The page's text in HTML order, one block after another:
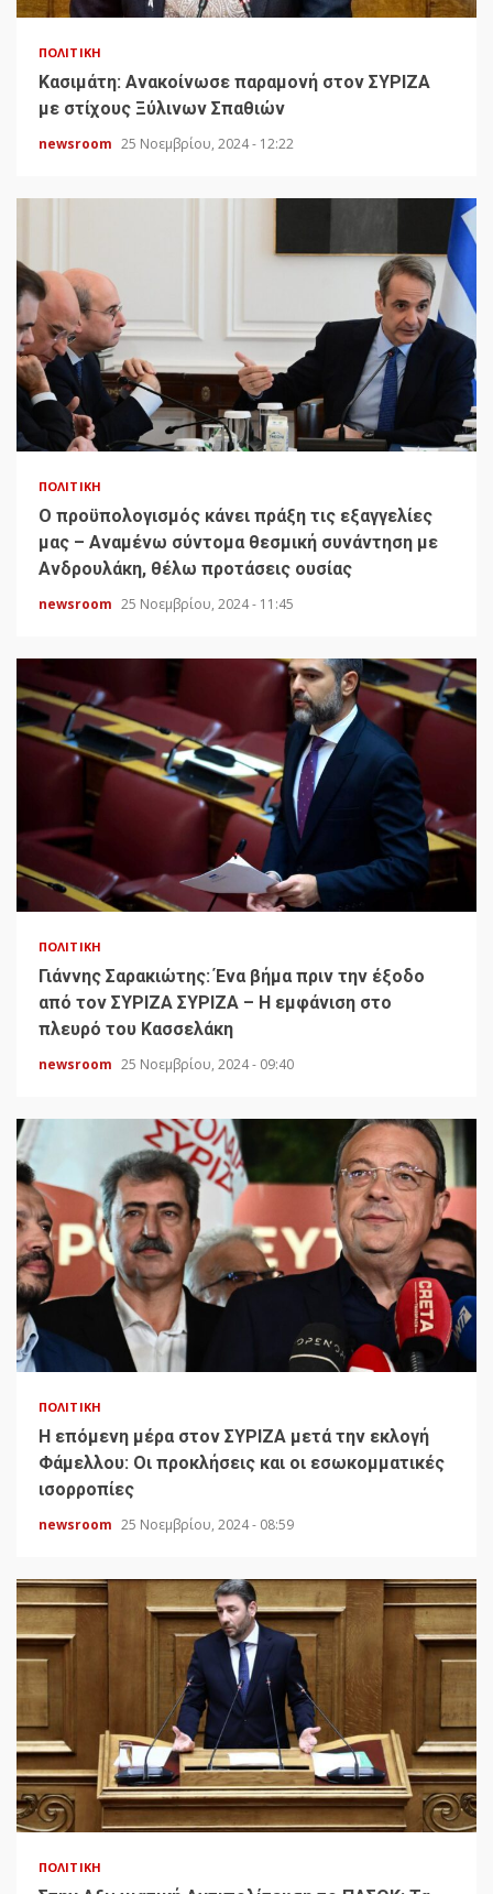
ΠΟΛΙΤΙΚΉ
Κασιμάτη: Ανακοίνωσε παραμονή στον ΣΥΡΙΖΑ
με στίχους Ξύλινων Σπαθιών
newsroom 25 Νοεμβρίου, 2024 - 12:22
ΠΟΛΙΤΙΚΉ
Ο προϋπολογισμός κάνει πράξη τις εξαγγελίες
μας – Αναμένω σύντομα θεσμική συνάντηση με
Ανδρουλάκη, θέλω προτάσεις ουσίας
newsroom 25 Νοεμβρίου, 2024 - 11:45
ΠΟΛΙΤΙΚΉ
Γιάννης Σαρακιώτης: Ένα βήμα πριν την έξοδο
από τον ΣΥΡΙΖΑ ΣΥΡΙΖΑ – Η εμφάνιση στο
πλευρό του Κασσελάκη
newsroom 25 Νοεμβρίου, 2024 - 09:40
ΠΟΛΙΤΙΚΉ
H επόμενη μέρα στον ΣΥΡΙΖΑ μετά την εκλογή
Φάμελλου: Οι προκλήσεις και οι εσωκομματικές
ισορροπίες
newsroom 25 Νοεμβρίου, 2024 - 08:59
ΠΟΛΙΤΙΚΉ